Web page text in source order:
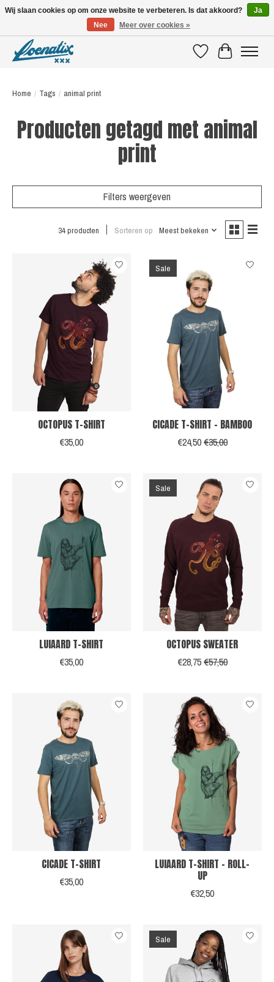
VerlanglijstWinkelwagen
Home / Tags / animal print
Producten getagd met animal
print
Filters weergeven
34 producten Sorteren op Meest bekeken
OCTOPUS T-SHIRT
€35,00
Sale
CICADE T-SHIRT - BAMBOO
€24,50€35,00
LUIAARD T-SHIRT
€35,00
Sale
OCTOPUS SWEATER
€28,75€57,50
CICADE T-SHIRT
€35,00
LUIAARD T-SHIRT - ROLL-
UP
€32,50
Sale
Wij slaan cookies op om onze website te verbeteren. Is dat akkoord?
Ja
Nee
Meer over cookies »